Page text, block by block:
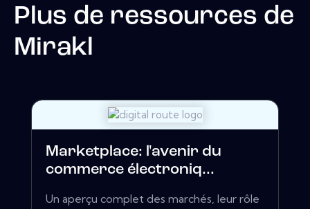
Plus de ressources de
Mirakl
Marketplace: l'avenir du
commerce électroniq...
Un aperçu complet des marchés, leur rôle